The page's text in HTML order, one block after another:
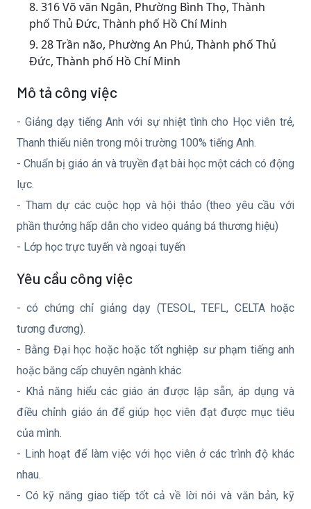
8. 316 Võ văn Ngân, Phường Bình Thọ, Thành
phố Thủ Đức, Thành phố Hồ Chí Minh
9. 28 Trần não, Phường An Phú, Thành phố Thủ
Đức, Thành phố Hồ Chí Minh
Mô tả công việc
- Giảng dạy tiếng Anh với sự nhiệt tình cho Học viên trẻ,
Thanh thiếu niên trong môi trường 100% tiếng Anh.
- Chuẩn bị giáo án và truyền đạt bài học một cách có động
lực.
- Tham dự các cuộc họp và hội thảo (theo yêu cầu với
phần thưởng hấp dẫn cho video quảng bá thương hiệu)
- Lớp học trực tuyến và ngoại tuyến
Yêu cầu công việc
- có chứng chỉ giảng dạy (TESOL, TEFL, CELTA hoặc
tương đương).
- Bằng Đại học hoặc hoặc tốt nghiệp sư phạm tiếng anh
hoặc băng cấp chuyên ngành khác
- Khả năng hiểu các giáo án được lập sẵn, áp dụng và
điều chỉnh giáo án để giúp học viên đạt được mục tiêu
của mình.
- Linh hoạt để làm việc với học viên ở các trình độ khác
nhau.
- Có kỹ năng giao tiếp tốt cả về lời nói và văn bản, kỹ